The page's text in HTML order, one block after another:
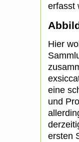
erfasst
Hier
eine
und
ersten